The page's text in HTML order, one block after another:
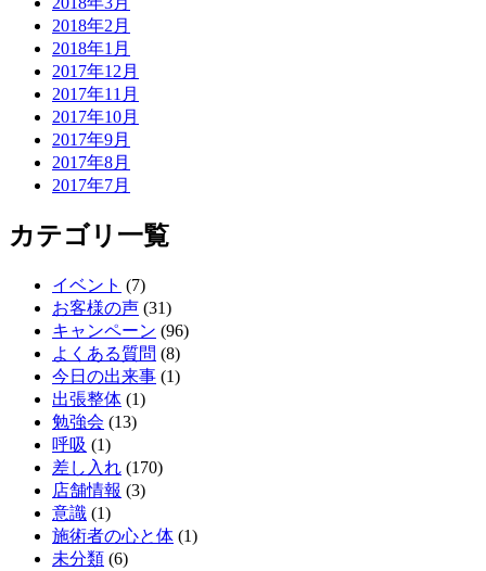
2018年2月
2018年1月
2017年12月
2017年11月
2017年10月
2017年9月
2017年8月
2017年7月
カテゴリ一覧
イベント (7)
お客様の声 (31)
キャンペーン (96)
よくある質問 (8)
今日の出来事 (1)
出張整体 (1)
勉強会 (13)
呼吸 (1)
差し入れ (170)
店舗情報 (3)
意識 (1)
施術者の心と体 (1)
未分類 (6)